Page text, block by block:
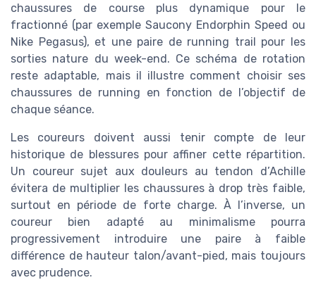
chaussures de course plus dynamique pour le
fractionné (par exemple Saucony Endorphin Speed ou
Nike Pegasus), et une paire de running trail pour les
sorties nature du week-end. Ce schéma de rotation
reste adaptable, mais il illustre comment choisir ses
chaussures de running en fonction de l’objectif de
chaque séance.
Les coureurs doivent aussi tenir compte de leur
historique de blessures pour affiner cette répartition.
Un coureur sujet aux douleurs au tendon d’Achille
évitera de multiplier les chaussures à drop très faible,
surtout en période de forte charge. À l’inverse, un
coureur bien adapté au minimalisme pourra
progressivement introduire une paire à faible
différence de hauteur talon/avant-pied, mais toujours
avec prudence.